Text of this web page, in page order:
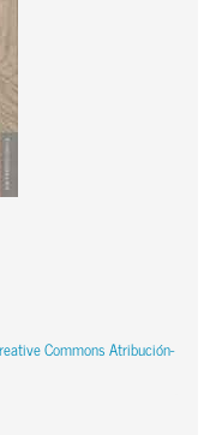
Commons Atribución-